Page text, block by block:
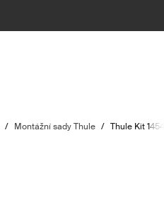
/ Montážní sady Thule / Thule Kit